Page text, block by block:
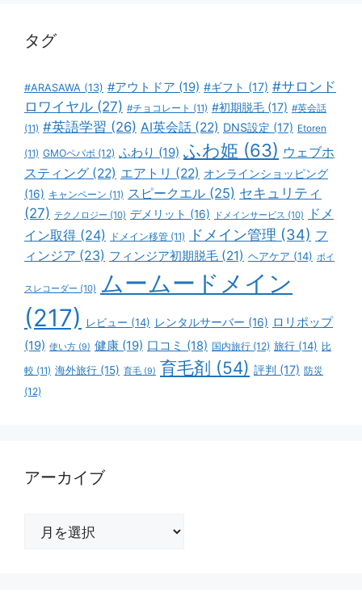
タグ
#ARASAWA (13) #アウトドア (19) #ギフト (17) #サロンド
ロワイヤル (27) #チョコレート (11) #初期脱毛 (17) #英会話
(11) #英語学習 (26) AI英会話 (22) DNS設定 (17) Etoren
(11) GMOペパボ (12) ふわり (19) ふわ姫 (63) ウェブホ
スティング (22) エアトリ (22) オンラインショッピング
(16) キャンペーン (11) スピークエル (25) セキュリティ
(27) テクノロジー (10) デメリット (16) ドメインサービス (10)
ドメ
イン取得 (24) ドメイン移管 (11) ドメイン管理 (34) フ
ィンジア (23) フィンジア初期脱毛 (21) ヘアケア (14) ボイ
スレコーダー (10) ムームードメイン
(217)
レビュー (14) レンタルサーバー (16) ロリポップ
(19) 使い方 (9) 健康 (19) 口コミ (18) 国内旅行 (12) 旅行 (14) 比
較 (11) 海外旅行 (15) 育毛 (9) 育毛剤 (54) 評判 (17) 防災
(12)
アーカイブ